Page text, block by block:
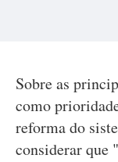
Sobre as
como
reforma do
considerar que